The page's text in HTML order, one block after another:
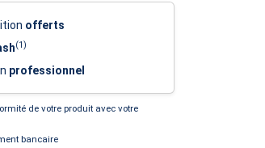
offerts
(1)
professionnel
de votre produit avec votre
bancaire